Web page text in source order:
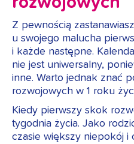
Z pewnością
u swojego malucha
i każde następne.
nie jest uniwersalny,
inne. Warto jednak znać
rozwojowych w 1 roku
Kiedy pierwszy skok
tygodnia życia. Jako
czasie większy niepokój i